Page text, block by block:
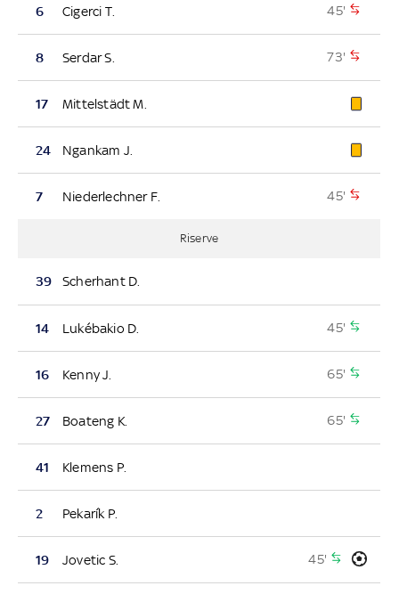
6 Cigerci T. 45'
8 Serdar S. 73'
17 Mittelstädt M.
24 Ngankam J.
7 Niederlechner F. 45'
Riserve
39 Scherhant D.
14 Lukébakio D. 45'
16 Kenny J. 65'
27 Boateng K. 65'
41 Klemens P.
2 Pekarík P.
19 Jovetic S. 45'